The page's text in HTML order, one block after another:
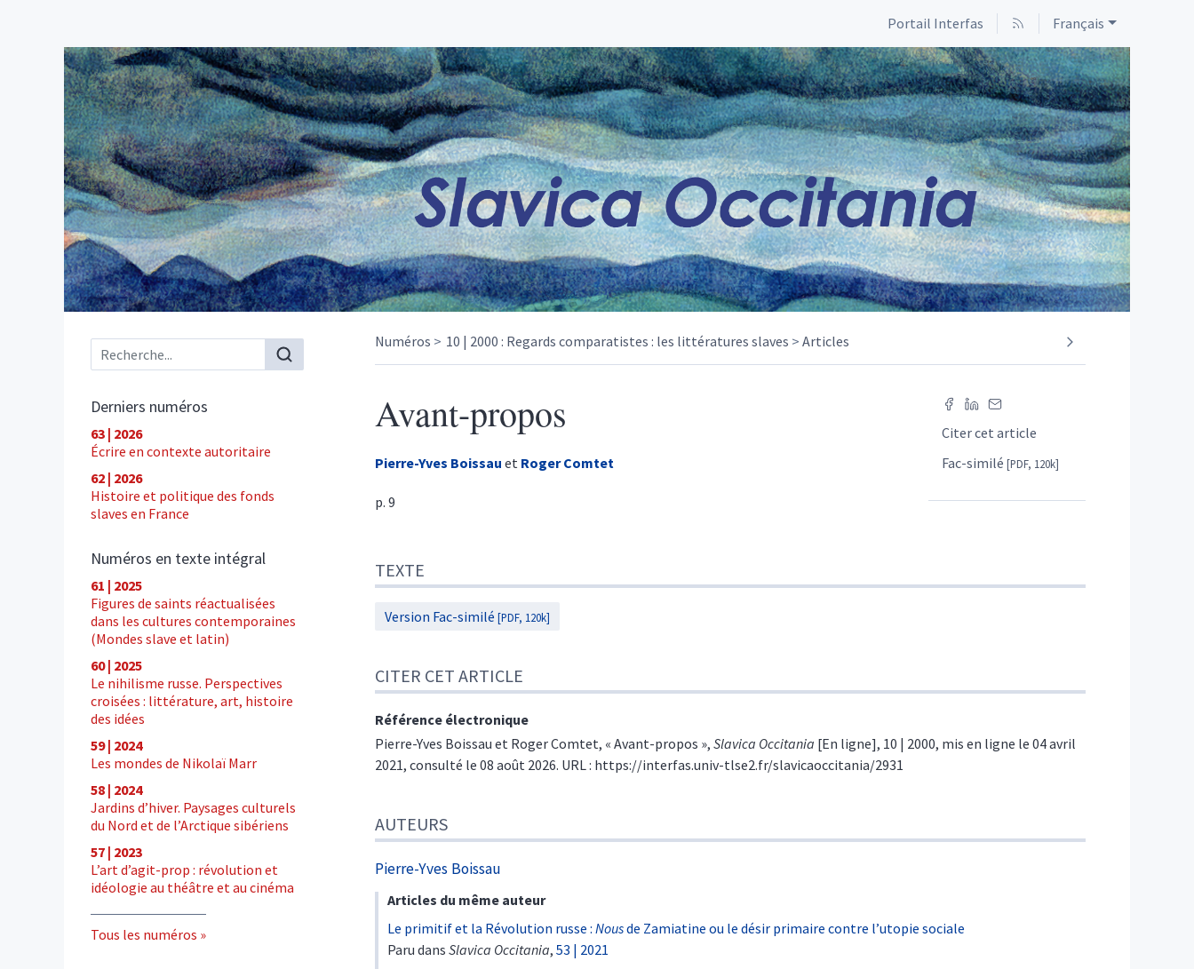
Portail Interfas Français
Menu principal
Derniers numéros
63 | 2026
Écrire en contexte autoritaire
62 | 2026
Histoire et politique des fonds
slaves en France
Numéros en texte intégral
61 | 2025
Figures de saints réactualisées
dans les cultures contemporaines
(Mondes slave et latin)
60 | 2025
Le nihilisme russe. Perspectives
croisées : littérature, art, histoire
des idées
59 | 2024
Les mondes de Nikolaï Marr
58 | 2024
Jardins d’hiver. Paysages culturels
du Nord et de l’Arctique sibériens
57 | 2023
L’art d’agit-prop : révolution et
idéologie au théâtre et au cinéma
Tous les numéros
Numéros 10 | 2000 : Regards comparatistes : les littératures slaves Articles
Citer cet article
Fac-similé [PDF, 120k]
Avant-propos
Pierre-Yves Boissau et RogerComtet
p. 9
Citer cet article
Auteurs
TEXTE
Version Fac-similé [PDF, 120k]
CITER CET ARTICLE
Référence électronique
Pierre-Yves Boissau et RogerComtet, « Avant-propos », Slavica Occitania [En ligne], 10 | 2000, mis en ligne le 04 avril
2021, consulté le 08 août 2026. URL : https://interfas.univ-tlse2.fr/slavicaoccitania/2931
AUTEURS
Pierre-Yves Boissau
Articles du même auteur
Le primitif et la Révolution russe : Nousde Zamiatine ou le désir primaire contre l’utopie sociale
Paru dans Slavica Occitania, 53 | 2021